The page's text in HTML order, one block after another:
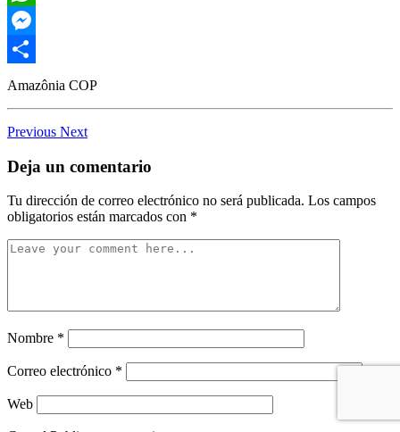
WhatsApp
Messenger
Compartir
Amazônia COP
Previous Next
Deja un comentario
Tu dirección de correo electrónico no será publicada. Los campos
obligatorios están marcados con *
Nombre *
Correo electrónico *
Web